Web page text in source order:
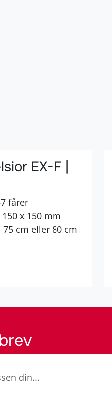
EX-F |
fårer
150 x 150 mm
75 cm eller 80 cm